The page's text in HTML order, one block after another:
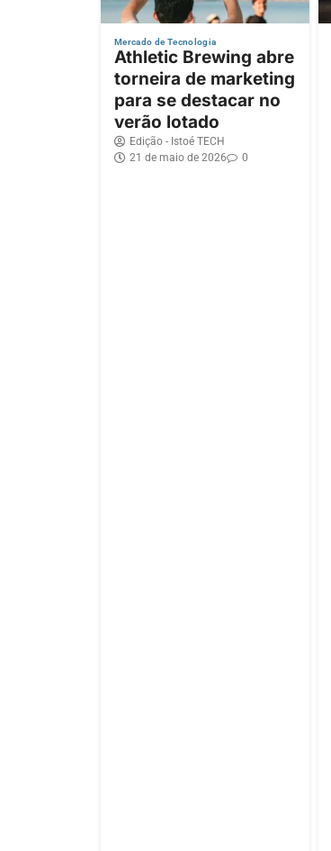
Mercado de Tecnologia
Athletic Brewing abre
torneira de marketing
para se destacar no
verão lotado
Edição - Istoé TECH
21 de maio de 2026
0